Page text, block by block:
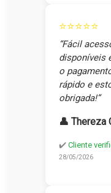
⭐⭐⭐⭐⭐
“Fácil
disponíveis
o
rápido e
obrigada!”
👤 Thereza
✔️ Cliente
28/05/2026